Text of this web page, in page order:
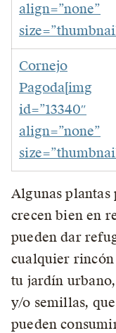
align=”none”
Cornejo
Pagoda[img
id=”13340″
align=”none”
Algunas plantas
crecen bien en
pueden dar
cualquier rincón
tu jardín
y/o semillas,
pueden